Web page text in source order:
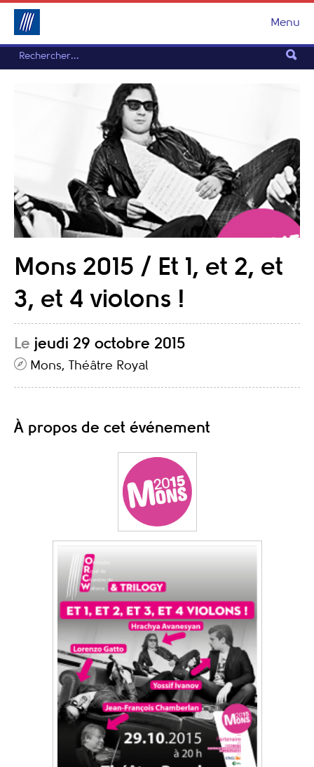
Menu
Mons 2015 / Et 1, et 2, et
3, et 4 violons !
Le jeudi 29 octobre 2015
Mons, Théâtre Royal
À propos de cet événement